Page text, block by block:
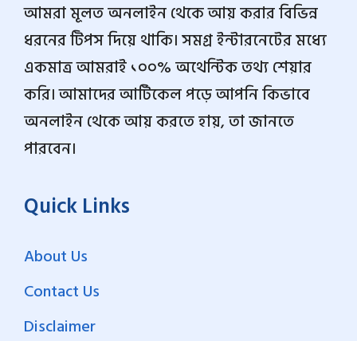
আমরা মূলত অনলাইন থেকে আয় করার বিভিন্ন
ধরনের টিপস দিয়ে থাকি। সমগ্র ইন্টারনেটের মধ্যে
একমাত্র আমরাই ১০০% অথেন্টিক তথ্য শেয়ার
করি। আমাদের আর্টিকেল পড়ে আপনি কিভাবে
অনলাইন থেকে আয় করতে হায়, তা জানতে
পারবেন।
Quick Links
About Us
Contact Us
Disclaimer